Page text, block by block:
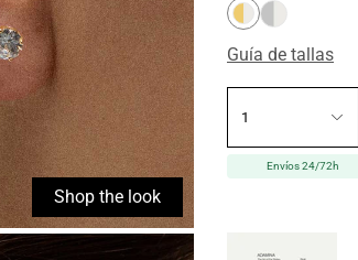
Shop the look
Guía de tallas
1
Envíos 24/72h